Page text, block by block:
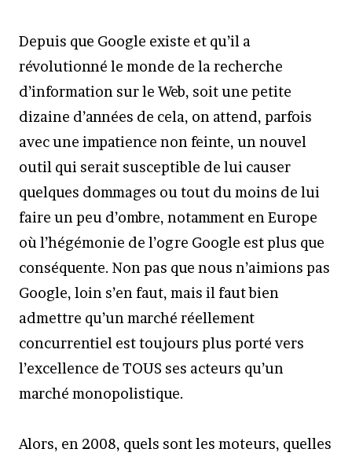
Depuis que Google existe et qu’il a
révolutionné le monde de la recherche
d’information sur le Web, soit une petite
dizaine d’années de cela, on attend, parfois
avec une impatience non feinte, un nouvel
outil qui serait susceptible de lui causer
quelques dommages ou tout du moins de lui
faire un peu d’ombre, notamment en Europe
où l’hégémonie de l’ogre Google est plus que
conséquente. Non pas que nous n’aimions pas
Google, loin s’en faut, mais il faut bien
admettre qu’un marché réellement
concurrentiel est toujours plus porté vers
l’excellence de TOUS ses acteurs qu’un
marché monopolistique.
Alors, en 2008, quels sont les moteurs, quelles